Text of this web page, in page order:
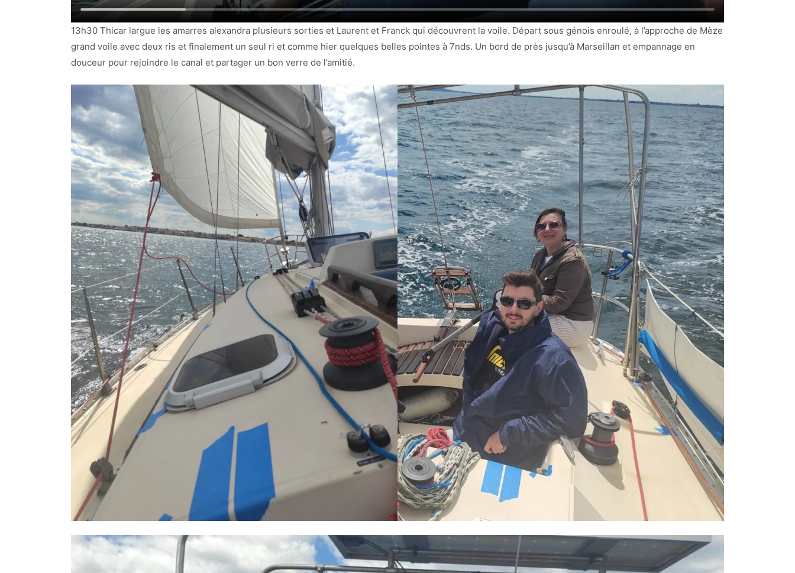
13h30 Thicar largue les amarres alexandra plusieurs sorties et Laurent et Franck qui découvrent la voile. Départ sous génois enroulé, à l’approche de Mèze
grand voile avec deux ris et finalement un seul ri et comme hier quelques belles pointes à 7nds. Un bord de près jusqu’à Marseillan et empannage en
douceur pour rejoindre le canal et partager un bon verre de l’amitié.